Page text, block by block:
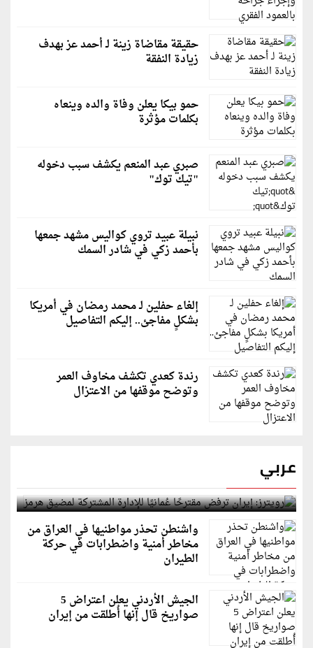
حقيقة مقاضاة زينة لـ أحمد عز بهدف
زيادة النفقة
حمو بيكا يعلن وفاة والده وينعاه
بكلمات مؤثرة
صبري عبد المنعم يكشف سبب دخوله
"تيك توك"
نبيلة عبيد تروي كواليس مشهد جمعها
بأحمد زكي في شادر السمك
إلغاء حفلين لـ محمد رمضان في أمريكا
بشكلٍ مفاجئ.. إليكم التفاصيل
رندة كعدي تكشف مخاوف العمر
وتوضح موقفها من الاعتزال
عربي
رويترز: إيران ترفض مقترحًا عُمانيًا للإدارة المشتركة
لمضيق هرمز
واشنطن تحذر مواطنيها في العراق من
مخاطر أمنية واضطرابات في حركة
الطيران
الجيش الأردني يعلن اعتراض 5
صواريخ قال إنها أُطلقت من إيران